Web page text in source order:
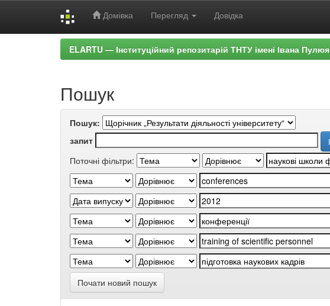
Домівка Перегляд Довідка
ELARTU — Інституційний репозитарій ТНТУ імені Івана Пулюя
Пошук
Пошук:
запит
Поточні фільтри:
Почати новий пошук